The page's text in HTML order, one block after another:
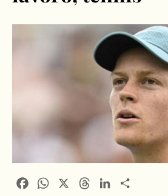
FacebookWhatsApp ThreadsLinkedIn